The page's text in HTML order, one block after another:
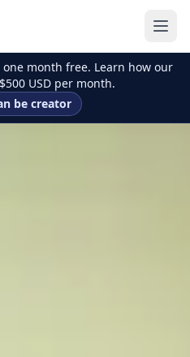
month free. Learn how our
USD per month.
be creator